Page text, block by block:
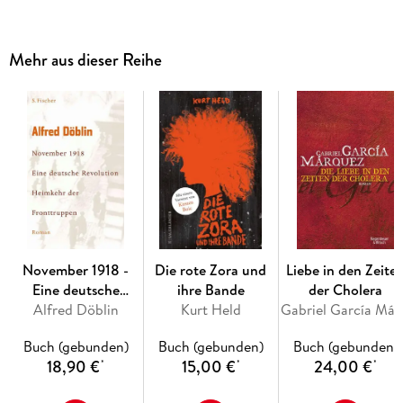
Mehr aus dieser Reihe
November 1918 -
Eine deutsche
Revolution
Alfred Döblin
Buch (gebunden)
18,90 €*
Die rote Zora und
ihre Bande
Kurt Held
Buch (gebunden)
15,00 €*
Liebe in den
der Cholera
Buch (gebunden)
24,00 €*